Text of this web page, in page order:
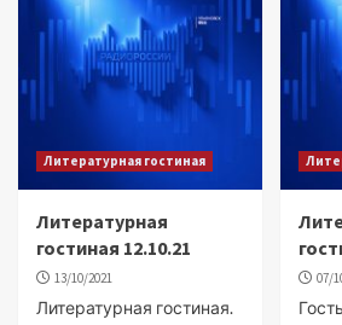
Литературная гостиная
Литературная
гостиная 12.10.21
13/10/2021
Литературная гостиная.
07/